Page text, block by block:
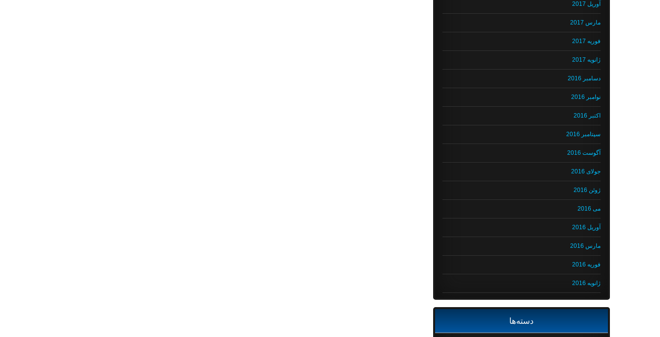
آوریل 2017
مارس 2017
فوریه 2017
ژانویه 2017
دسامبر 2016
نوامبر 2016
اکتبر 2016
سپتامبر 2016
آگوست 2016
جولای 2016
ژوئن 2016
می 2016
آوریل 2016
مارس 2016
فوریه 2016
ژانویه 2016
دسته‌ها